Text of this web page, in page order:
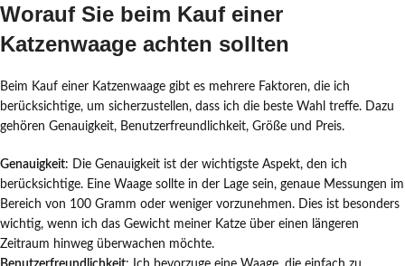
Worauf Sie beim Kauf einer
Katzenwaage achten sollten
Beim Kauf einer Katzenwaage gibt es mehrere Faktoren, die ich
berücksichtige, um sicherzustellen, dass ich die beste Wahl treffe. Dazu
gehören Genauigkeit, Benutzerfreundlichkeit, Größe und Preis.
Genauigkeit: Die Genauigkeit ist der wichtigste Aspekt, den ich
berücksichtige. Eine Waage sollte in der Lage sein, genaue Messungen im
Bereich von 100 Gramm oder weniger vorzunehmen. Dies ist besonders
wichtig, wenn ich das Gewicht meiner Katze über einen längeren
Zeitraum hinweg überwachen möchte.